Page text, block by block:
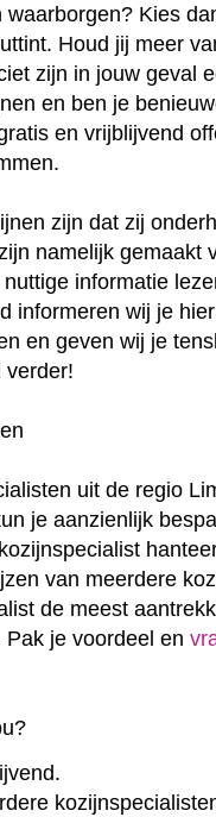
Kies
Houd jij meer
zijn in jouw geval
en ben je
en vrijblijvend
zijn dat zij
namelijk gemaakt
informatie
informeren wij je
en geven wij je
verder!
uit de regio
je aanzienlijk
van meerdere
de meest
Pak je voordeel en